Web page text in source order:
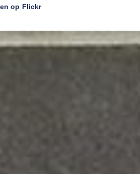
op Flickr